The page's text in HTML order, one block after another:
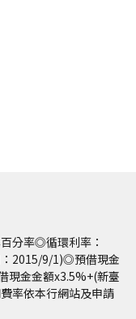
分率◎循環利率：
2015/9/1)◎預借現金
現金金額x3.5%+(新臺
率依本行網站及申請